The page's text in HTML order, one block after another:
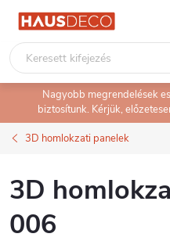
Ugrás
tartalomhoz
Nagyobb megrendelések
biztosítunk. Kérjük,
3D homlokzati panelek
3D
006